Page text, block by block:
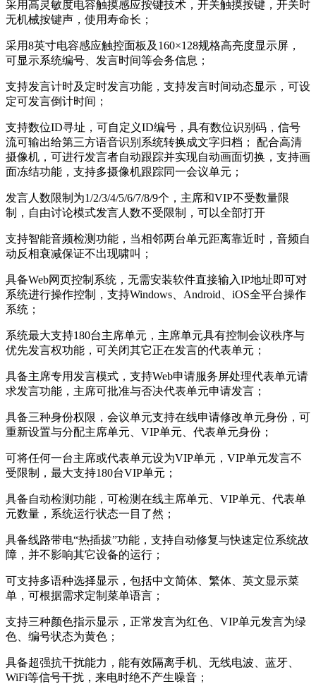
采用高灵敏度电容触摸感应按键技术，开关触摸按键，开关时
无机械按键声，使用寿命长；
采用8英寸电容感应触控面板及160×128规格高亮度显示屏，
可显示系统编号、发言时间等会务信息；
支持发言计时及定时发言功能，支持发言时间动态显示，可设
定可发言倒计时间；
支持数位ID寻址，可自定义ID编号，具有数位识别码，信号
流可输出给第三方语音识别系统转换成文字归档； 配合高清
摄像机，可进行发言者自动跟踪并实现自动画面切换，支持画
面冻结功能，支持多摄像机跟踪同一会议单元；
发言人数限制为1/2/3/4/5/6/7/8/9个，主席和VIP不受数量限
制，自由讨论模式发言人数不受限制，可以全部打开
支持智能音频检测功能，当相邻两台单元距离靠近时，音频自
动反相衰减保证不出现啸叫；
具备Web网页控制系统，无需安装软件直接输入IP地址即可对
系统进行操作控制，支持Windows、Android、iOS全平台操作
系统；
系统最大支持180台主席单元，主席单元具有控制会议秩序与
优先发言权功能，可关闭其它正在发言的代表单元；
具备主席专用发言模式，支持Web申请服务屏处理代表单元请
求发言功能，主席可批准与否决代表单元申请发言；
具备三种身份权限，会议单元支持在线申请修改单元身份，可
重新设置与分配主席单元、VIP单元、代表单元身份；
可将任何一台主席或代表单元设为VIP单元，VIP单元发言不
受限制，最大支持180台VIP单元；
具备自动检测功能，可检测在线主席单元、VIP单元、代表单
元数量，系统运行状态一目了然；
具备线路带电“热插拔”功能，支持自动修复与快速定位系统故
障，并不影响其它设备的运行；
可支持多语种选择显示，包括中文简体、繁体、英文显示菜
单，可根据需求定制菜单语言；
支持三种颜色指示显示，正常发言为红色、VIP单元发言为绿
色、编号状态为黄色；
具备超强抗干扰能力，能有效隔离手机、无线电波、蓝牙、
WiFi等信号干扰，来电时绝不产生噪音；